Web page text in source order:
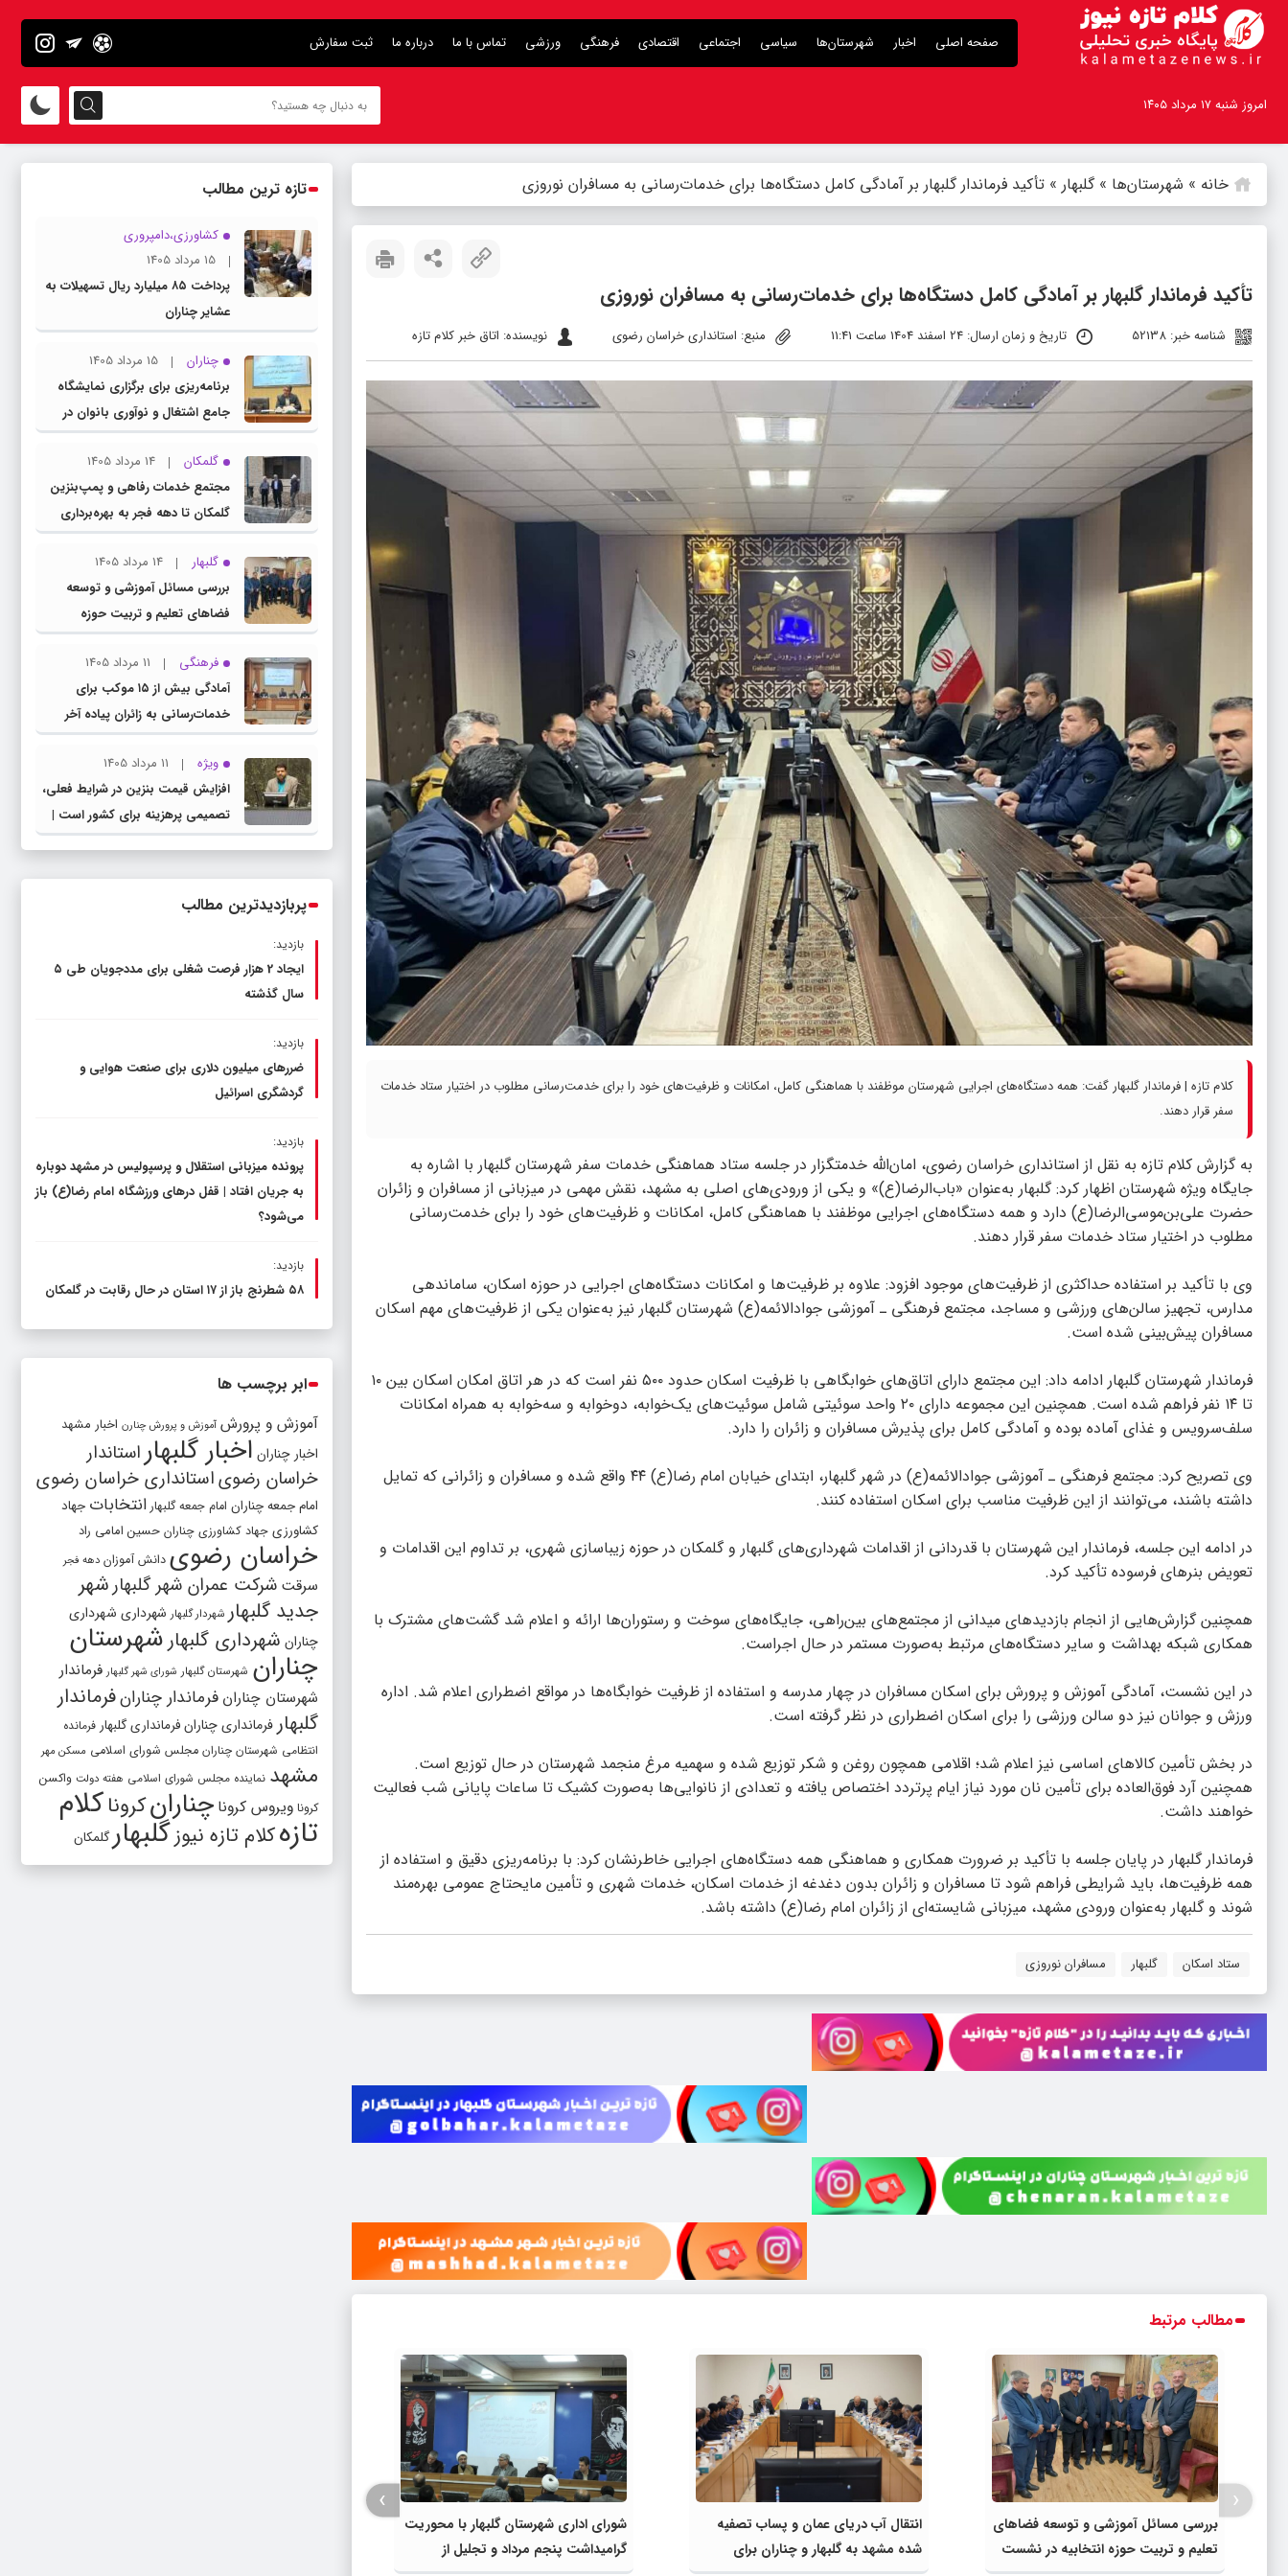
صفحه اصلی اخبار شهرستان‌ها سیاسی اجتماعی اقتصادی فرهنگی ورزشی تماس با ما درباره ما ثبت سفارش
امروز شنبه ۱۷ مرداد ۱۴۰۵
خانه » شهرستان‌ها »گلبهار » تأکید فرماندار گلبهار بر آمادگی کامل دستگاه‌ها برای خدمات‌رسانی به مسافران نوروزی
تأکید فرماندار گلبهار بر آمادگی کامل دستگاه‌ها برای خدمات‌رسانی به مسافران نوروزی
شناسه خبر: 52138 تاریخ و زمان ارسال: 24 اسفند 1404 ساعت 11:41 منبع: استانداری خراسان رضوی نویسنده: اتاق خبر کلام تازه
کلام تازه | فرماندار گلبهار گفت: همه دستگاه‌های اجرایی شهرستان موظفند با هماهنگی کامل، امکانات و ظرفیت‌های خود را برای خدمت‌رسانی مطلوب در اختیار ستاد خدمات
سفر قرار دهند.
به گزارش کلام تازه به نقل از استانداری خراسان رضوی، امان‌الله خدمتگزار در جلسه ستاد هماهنگی خدمات سفر شهرستان گلبهار با اشاره به
جایگاه ویژه شهرستان اظهار کرد: گلبهار به‌عنوان «باب‌الرضا(ع)» و یکی از ورودی‌های اصلی به مشهد، نقش مهمی در میزبانی از مسافران و زائران
حضرت علی‌بن‌موسی‌الرضا(ع) دارد و همه دستگاه‌های اجرایی موظفند با هماهنگی کامل، امکانات و ظرفیت‌های خود را برای خدمت‌رسانی
مطلوب در اختیار ستاد خدمات سفر قرار دهند.
وی با تأکید بر استفاده حداکثری از ظرفیت‌های موجود افزود: علاوه بر ظرفیت‌ها و امکانات دستگاه‌های اجرایی در حوزه اسکان، ساماندهی
مدارس، تجهیز سالن‌های ورزشی و مساجد، مجتمع فرهنگی ـ آموزشی جوادالائمه(ع) شهرستان گلبهار نیز به‌عنوان یکی از ظرفیت‌های مهم اسکان
مسافران پیش‌بینی شده است.
فرماندار شهرستان گلبهار ادامه داد: این مجتمع دارای اتاق‌های خوابگاهی با ظرفیت اسکان حدود ۵۰۰ نفر است که در هر اتاق امکان اسکان بین ۱۰
تا ۱۴ نفر فراهم شده است. همچنین این مجموعه دارای ۲۰ واحد سوئیتی شامل سوئیت‌های یک‌خوابه، دوخوابه و سه‌خوابه به همراه امکانات
سلف‌سرویس و غذای آماده بوده و آمادگی کامل برای پذیرش مسافران و زائران را دارد.
وی تصریح کرد: مجتمع فرهنگی ـ آموزشی جوادالائمه(ع) در شهر گلبهار، ابتدای خیابان امام رضا(ع) ۴۴ واقع شده و مسافران و زائرانی که تمایل
داشته باشند، می‌توانند از این ظرفیت مناسب برای اسکان استفاده کنند.
در ادامه این جلسه، فرماندار این شهرستان با قدردانی از اقدامات شهرداری‌های گلبهار و گلمکان در حوزه زیباسازی شهری، بر تداوم این اقدامات و
تعویض بنرهای فرسوده تأکید کرد.
همچنین گزارش‌هایی از انجام بازدیدهای میدانی از مجتمع‌های بین‌راهی، جایگاه‌های سوخت و رستوران‌ها ارائه و اعلام شد گشت‌های مشترک با
همکاری شبکه بهداشت و سایر دستگاه‌های مرتبط به‌صورت مستمر در حال اجراست.
در این نشست، آمادگی آموزش و پرورش برای اسکان مسافران در چهار مدرسه و استفاده از ظرفیت خوابگاه‌ها در مواقع اضطراری اعلام شد. اداره
ورزش و جوانان نیز دو سالن ورزشی را برای اسکان اضطراری در نظر گرفته است.
در بخش تأمین کالاهای اساسی نیز اعلام شد؛ اقلامی همچون روغن و شکر توزیع شده و سهمیه مرغ منجمد شهرستان در حال توزیع است.
همچنین آرد فوق‌العاده برای تأمین نان مورد نیاز ایام پرتردد اختصاص یافته و تعدادی از نانوایی‌ها به‌صورت کشیک تا ساعات پایانی شب فعالیت
خواهند داشت.
فرماندار گلبهار در پایان جلسه با تأکید بر ضرورت همکاری و هماهنگی همه دستگاه‌های اجرایی خاطرنشان کرد: با برنامه‌ریزی دقیق و استفاده از
همه ظرفیت‌ها، باید شرایطی فراهم شود تا مسافران و زائران بدون دغدغه از خدمات اسکان، خدمات شهری و تأمین مایحتاج عمومی بهره‌مند
شوند و گلبهار به‌عنوان ورودی مشهد، میزبانی شایسته‌ای از زائران امام رضا(ع) داشته باشد.
ستاد اسکان گلبهار مسافران نوروزی
مطالب مرتبط
بررسی مسائل آموزشی و توسعه فضاهای
تعلیم و تربیت حوزه انتخابیه در نشست
انتقال آب دریای عمان و پساب تصفیه
شده مشهد به گلبهار و چناران برای
شورای اداری شهرستان گلبهار با محوریت
گرامیداشت پنجم مرداد و تجلیل از
‹
›
تازه ترین مطالب
کشاورزی،دامپروری
15 مرداد 1405
پرداخت ۸۵ میلیارد ریال تسهیلات به
عشایر چناران
چناران
15 مرداد 1405
برنامه‌ریزی برای برگزاری نمایشگاه
جامع اشتغال و نوآوری بانوان در
چناران
گلمکان
14 مرداد 1405
مجتمع خدمات رفاهی و پمپ‌بنزین
گلمکان تا دهه فجر به بهره‌برداری
می‌رسد
گلبهار
14 مرداد 1405
بررسی مسائل آموزشی و توسعه
فضاهای تعلیم و تربیت حوزه
انتخابیه در نشست مشترک عضو
کمیسیون آموزش مجلس با مدیرکل
آموزش و پرورش خراسان رضوی
فرهنگی
11 مرداد 1405
آمادگی بیش از ۱۵ موکب برای
خدمات‌رسانی به زائران پیاده آخر
صفر در شهرستان چناران
ویژه
11 مرداد 1405
افزایش قیمت بنزین در شرایط فعلی،
تصمیمی پرهزینه برای کشور است |
دولت، قاچاق سوخت و عوامل اصلی
پربازدیدترین مطالب
بازدید:
ایجاد 2 هزار فرصت شغلی برای مددجویان طی ۵
سال گذشته
بازدید:
ضررهای میلیون دلاری برای صنعت هوایی و
گردشگری اسرائیل
بازدید:
پرونده میزبانی استقلال و پرسپولیس در مشهد دوباره
به جریان افتاد | قفل در‌های ورزشگاه امام رضا(ع) باز
می‌شود؟
بازدید:
۵۸ شطرنج‌ باز از ۱۷ استان در حال رقابت در گلمکان
ابر برچسب ها
آموزش و پرورش آموزش و پرورش چنارن اخبار مشهد
اخبار چناران اخبار گلبهار استاندار
خراسان رضویاستانداری خراسان رضوی
امام جمعه چناران امام جمعه گلبهار انتخابات جهاد
کشاورزی جهاد کشاورزی چناران حسین امامی راد
خراسان رضوی دانش آموزان دهه فجر
سرقت شرکت عمران شهر گلبهارشهر
جدید گلبهار شهردار گلبهار شهرداری شهرداری
چناران شهرداری گلبهار شهرستان
چناران شهرستان گلبهار شورای شهر گلبهار فرماندار
شهرستان چناران فرماندار چنارانفرماندار
گلبهار فرمانداری چنارانفرمانداری گلبهار فرمانده
انتظامی شهرستان چناران مجلس شورای اسلامی مسکن مهر
مشهد نماینده مجلس شورای اسلامی هفته دولت واکسن
کرونا ویروس کرونا چنارانکروناکلام
تازهکلام تازه نیوزگلبهارگلمکان